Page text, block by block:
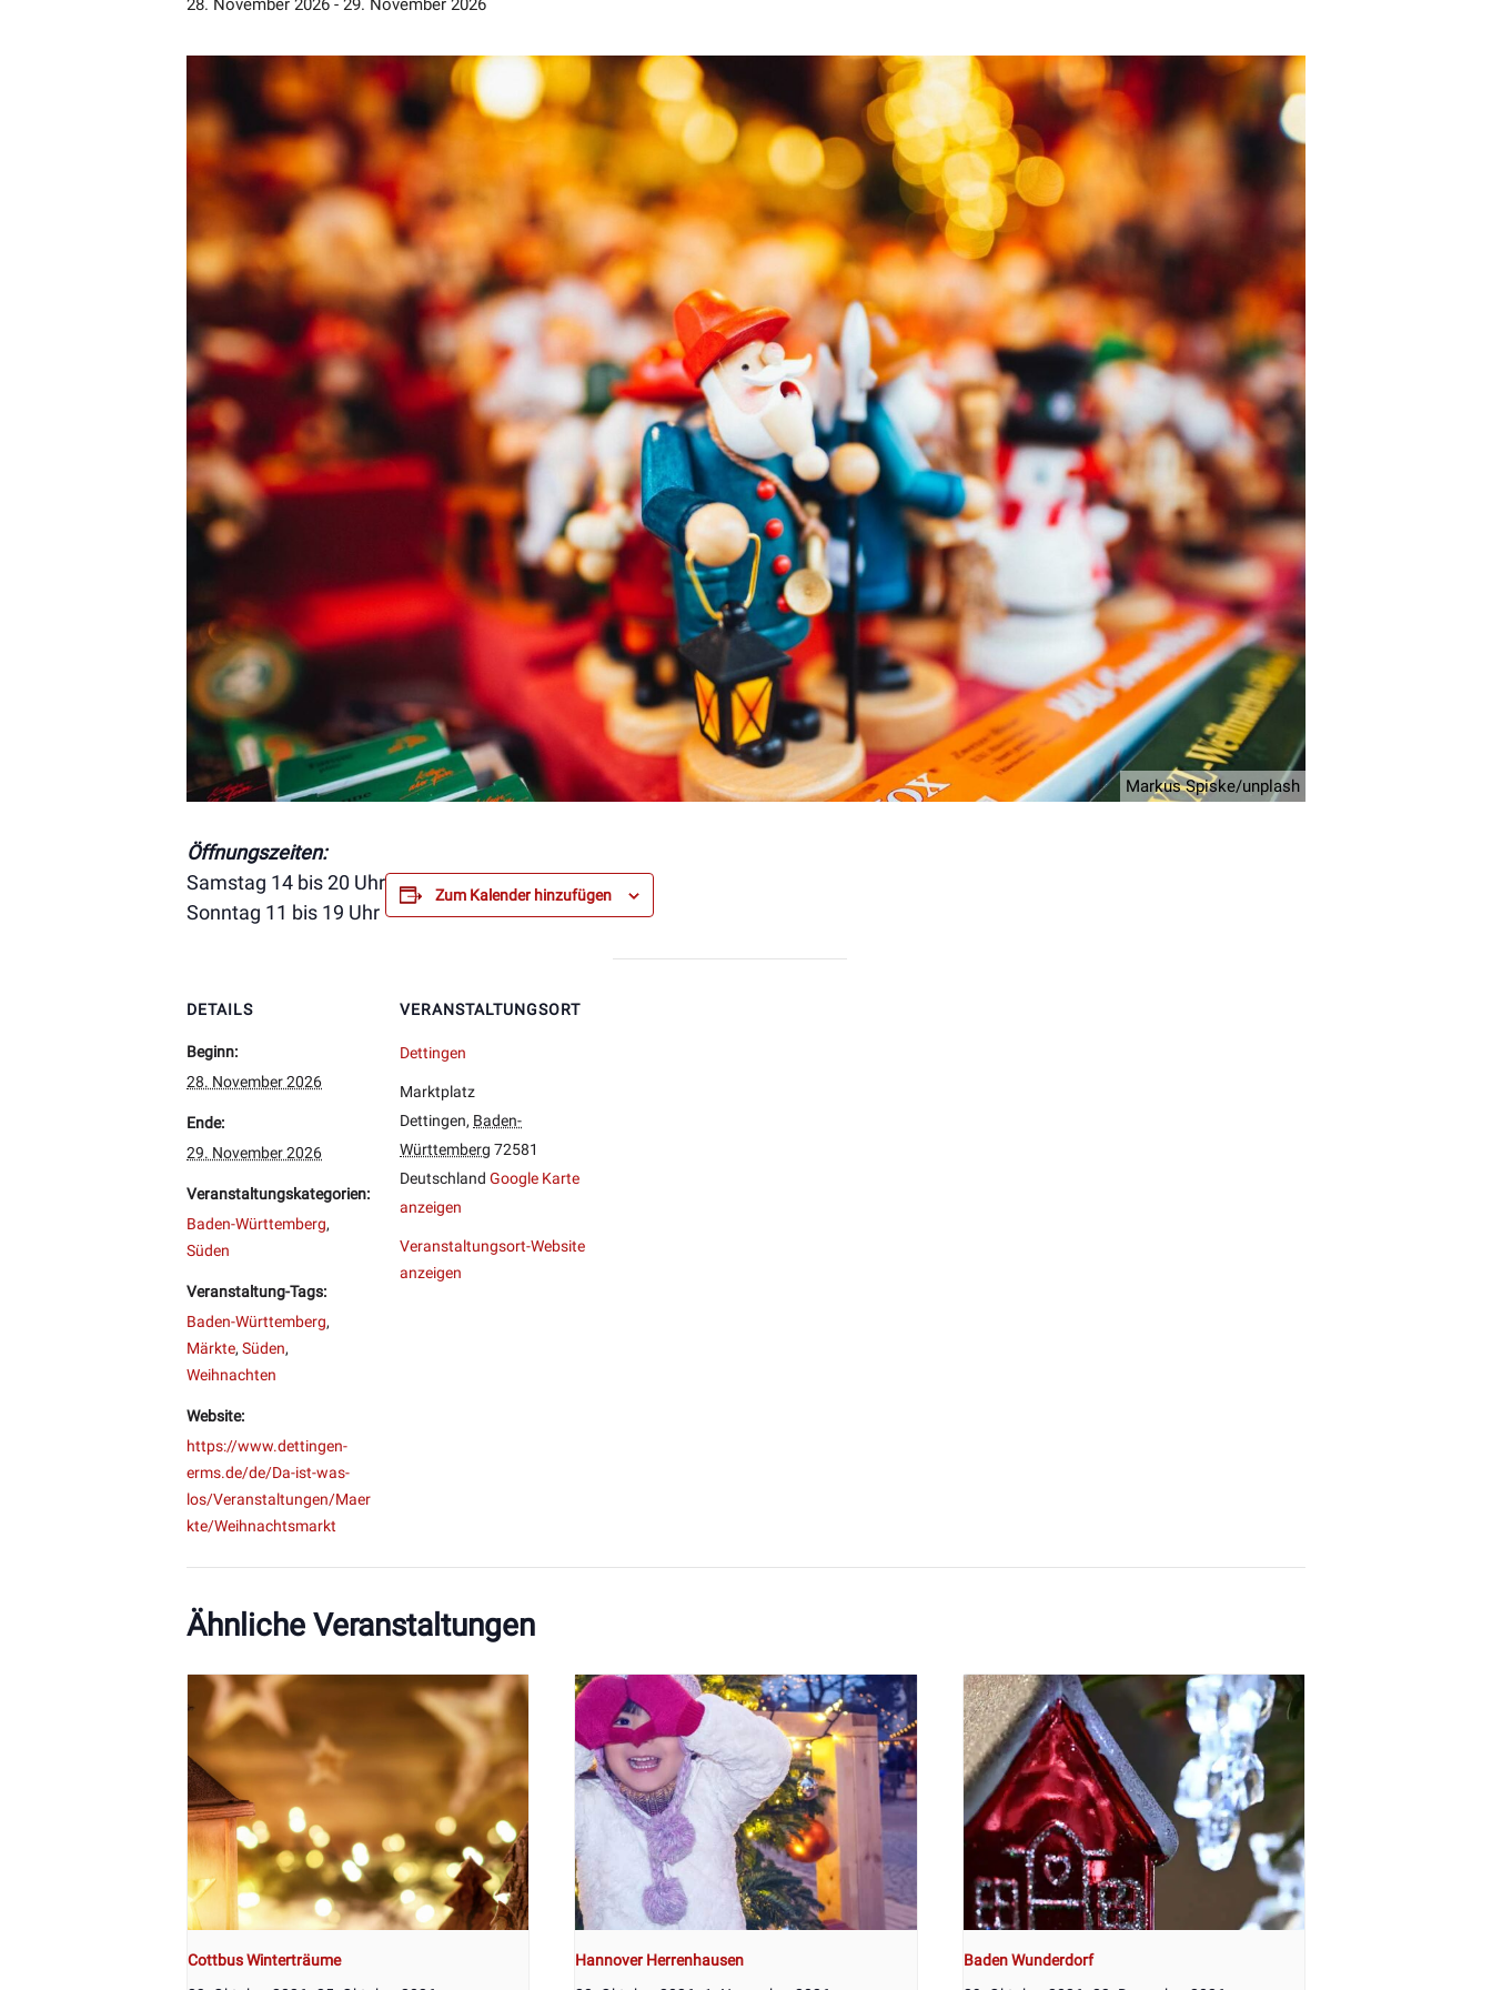
28. November 2026 - 29. November 2026
Markus Spiske/unplash
Öffnungszeiten:
Samstag 14 bis 20 Uhr
Sonntag 11 bis 19 Uhr
Zum Kalender hinzufügen
DETAILS
Beginn:
28. November 2026
Ende:
29. November 2026
Veranstaltungskategorien:
Baden-Württemberg,
Süden
Veranstaltung-Tags:
Baden-Württemberg,
Märkte, Süden,
Weihnachten
Website:
https://www.dettingen-
erms.de/de/Da-ist-was-
los/Veranstaltungen/Maer
kte/Weihnachtsmarkt
VERANSTALTUNGSORT
Dettingen
Marktplatz
Dettingen, Baden-
Württemberg 72581
Deutschland Google Karte
anzeigen
Veranstaltungsort-Website
anzeigen
Ähnliche Veranstaltungen
Cottbus Winterträume
Hannover Herrenhausen
Baden Wunderdorf